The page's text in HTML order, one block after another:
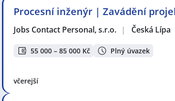
Procesní inženýr | Zavádění
Jobs Contact Personal, s.r.o. | Česká Lípa
55 000 – 85 000 Kč Plný úvazek
včerejší